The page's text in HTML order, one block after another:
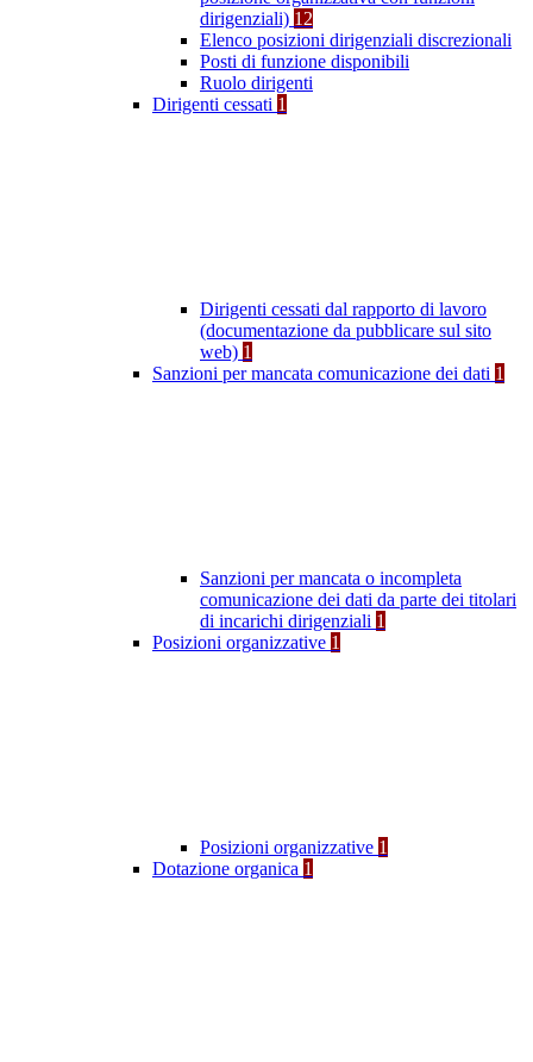
dirigenziali) 12
Elenco posizioni dirigenziali discrezionali
Posti di funzione disponibili
Ruolo dirigenti
Dirigenti cessati 1
Dirigenti cessati dal rapporto di lavoro
(documentazione da pubblicare sul sito
web) 1
Sanzioni per mancata comunicazione dei dati 1
Sanzioni per mancata o incompleta
comunicazione dei dati da parte dei titolari
di incarichi dirigenziali 1
Posizioni organizzative 1
Posizioni organizzative 1
Dotazione organica 1